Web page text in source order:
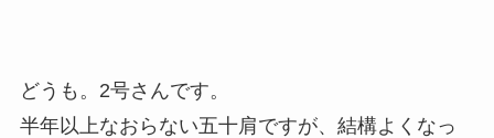
どうも。2号さんです。
半年以上なおらない五十肩ですが、結構よくなっ